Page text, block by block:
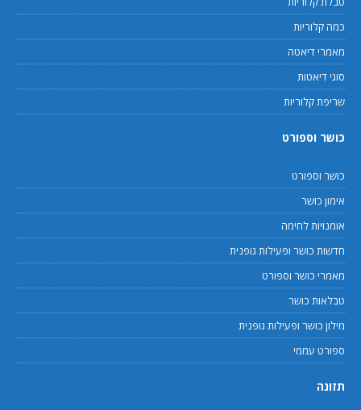
כמה קלוריות
מאמרי דיאטה
סוגי דיאטות
שריפת קלוריות
כושר וספורט
כושר וספורט
אימון כושר
אומנויות לחימה
חדשות כושר ופעילות גופנית
מאמרי כושר וספורט
טבלאות כושר
מילון כושר ופעילות גופנית
ספורט עממי
תזונה